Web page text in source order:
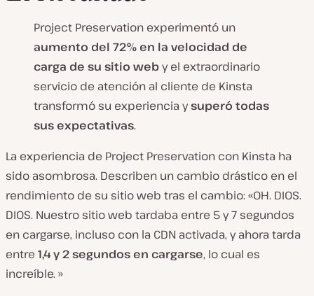
Project Preservation experimentó un
aumento del 72% en la velocidad de
carga de su sitio weby el extraordinario
servicio de atención al cliente de Kinsta
transformó su experiencia ysuperó todas
sus expectativas.
La experiencia de Project Preservation con Kinsta ha
sido asombrosa. Describen un cambio drástico en el
rendimiento de su sitio web tras el cambio: «OH. DIOS.
DIOS. Nuestro sitio web tardaba entre 5 y 7 segundos
en cargarse, incluso con la CDN activada, y ahora tarda
entre 1,4 y 2 segundos en cargarse, lo cual es
increíble. »